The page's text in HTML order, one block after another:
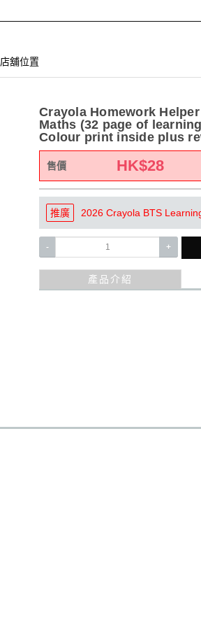
店舖位置
Crayola Homework
Maths (32 page of
Colour print inside plus
售價 HK$28
推廣 2026 Crayola BTS
- +
產品介紹